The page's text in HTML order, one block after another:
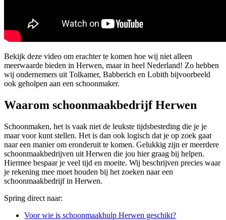
Bekijk deze video om erachter te komen hoe wij niet alleen
meerwaarde bieden in Herwen, maar in heel Nederland! Zo hebben
wij ondernemers uit Tolkamer, Babberich en Lobith bijvoorbeeld
ook geholpen aan een schoonmaker.
Waarom schoonmaakbedrijf Herwen
Schoonmaken, het is vaak niet de leukste tijdsbesteding die je je
maar voor kunt stellen. Het is dan ook logisch dat je op zoek gaat
naar een manier om eronderuit te komen. Gelukkig zijn er meerdere
schoonmaakbedrijven uit Herwen die jou hier graag bij helpen.
Hiermee bespaar je veel tijd en moeite. Wij beschrijven precies waar
je rekening mee moet houden bij het zoeken naar een
schoonmaakbedrijf in Herwen.
Spring direct naar:
Voor wie is schoonmaakhulp Herwen geschikt?